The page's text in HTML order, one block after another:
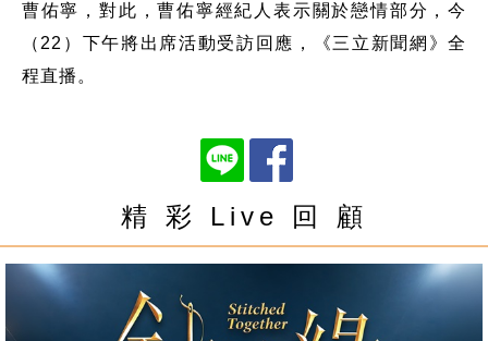
曹佑寧，對此，曹佑寧經紀人表示關於戀情部分，今
（22）下午將出席活動受訪回應，《三立新聞網》全
程直播。
精 彩 Live 回 顧